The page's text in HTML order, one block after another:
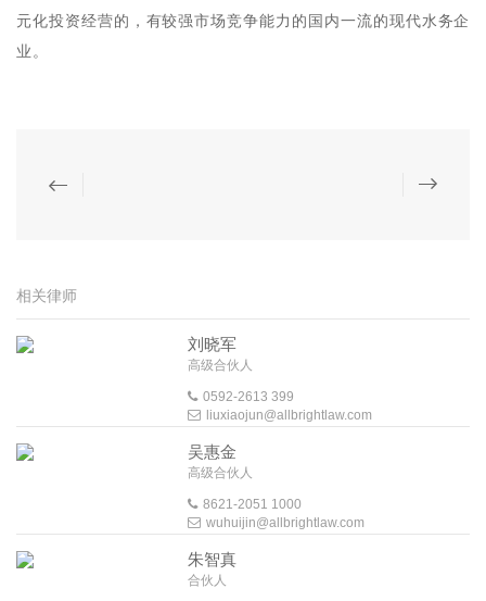
元化投资经营的，有较强市场竞争能力的国内一流的现代水务企
业。
相关律师
刘晓军
高级合伙人
0592-2613 399
liuxiaojun@allbrightlaw.com
吴惠金
高级合伙人
8621-2051 1000
wuhuijin@allbrightlaw.com
朱智真
合伙人